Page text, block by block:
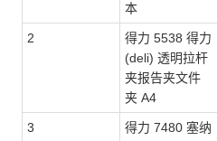
本
2
得力 5538 得力
(deli) 透明拉杆
夹报告夹文件
夹 A4
3
得力 7480 塞纳